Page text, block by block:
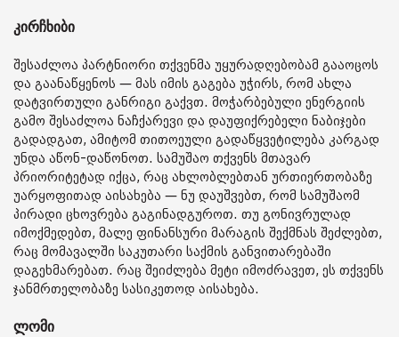
კირჩხიბი
შესაძლოა პარტნიორი თქვენმა უყურადღებობამ გააოცოს
და გაანაწყენოს — მას იმის გაგება უჭირს, რომ ახლა
დატვირთული განრიგი გაქვთ. მოჭარბებული ენერგიის
გამო შესაძლოა ნაჩქარევი და დაუფიქრებელი ნაბიჯები
გადადგათ, ამიტომ თითოეული გადაწყვეტილება კარგად
უნდა აწონ-დაწონოთ. სამუშაო თქვენს მთავარ
პრიორიტეტად იქცა, რაც ახლობლებთან ურთიერთობაზე
უარყოფითად აისახება — ნუ დაუშვებთ, რომ სამუშაომ
პირადი ცხოვრება გაგინადგუროთ. თუ გონივრულად
იმოქმედებთ, მალე ფინანსური მარაგის შექმნას შეძლებთ,
რაც მომავალში საკუთარი საქმის განვითარებაში
დაგეხმარებათ. რაც შეიძლება მეტი იმოძრავეთ, ეს თქვენს
ჯანმრთელობაზე სასიკეთოდ აისახება.
ლომი